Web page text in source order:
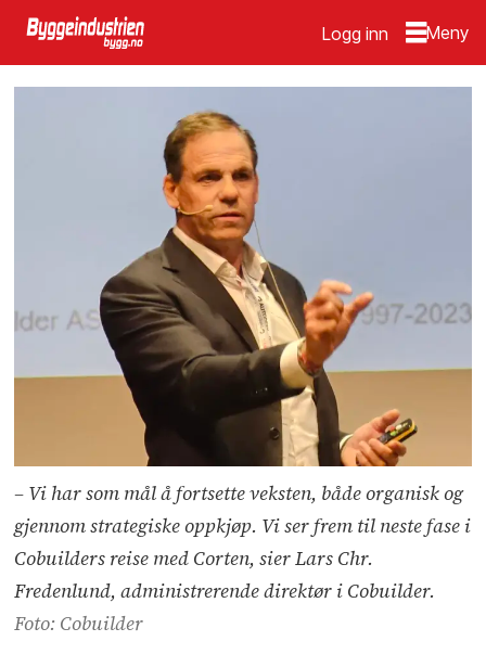
Logg inn
– Vi har som mål å fortsette veksten, både organisk og
gjennom strategiske oppkjøp. Vi ser frem til neste fase i
Cobuilders reise med Corten, sier Lars Chr.
Fredenlund, administrerende direktør i Cobuilder.
Foto: Cobuilder